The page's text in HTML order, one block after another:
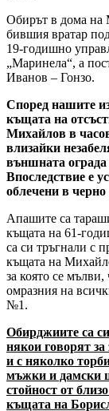
Обирът в дома на
бившия вратар
19-годишно
„Маринела“, а
Иванов – Гонзо.
Според нашите
къщата на
Михайлов в
влизайки
външната
Впоследствие е
облечени в
Апашите са
къщата на 61-
са си тръгнали с
къщата на
за която се
омразния на
№1.
Обирджиите са
някои говорят за
и с няколко
мъжки и дамски
стойност от
къщата на